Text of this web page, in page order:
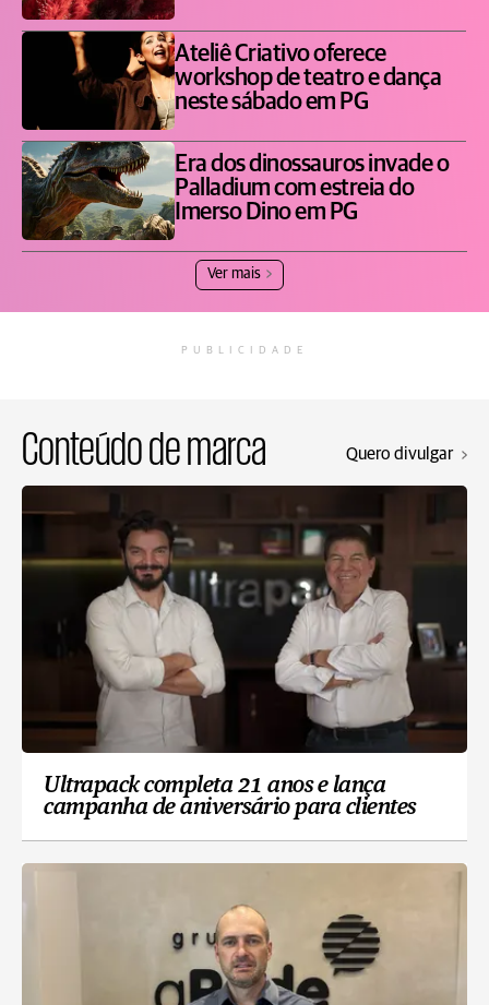
Ateliê Criativo oferece
workshop de teatro e dança
neste sábado em PG
Era dos dinossauros invade o
Palladium com estreia do
Imerso Dino em PG
Ver mais
PUBLICIDADE
Conteúdo de marca Quero divulgar
Ultrapack completa 21 anos e lança
campanha de aniversário para clientes